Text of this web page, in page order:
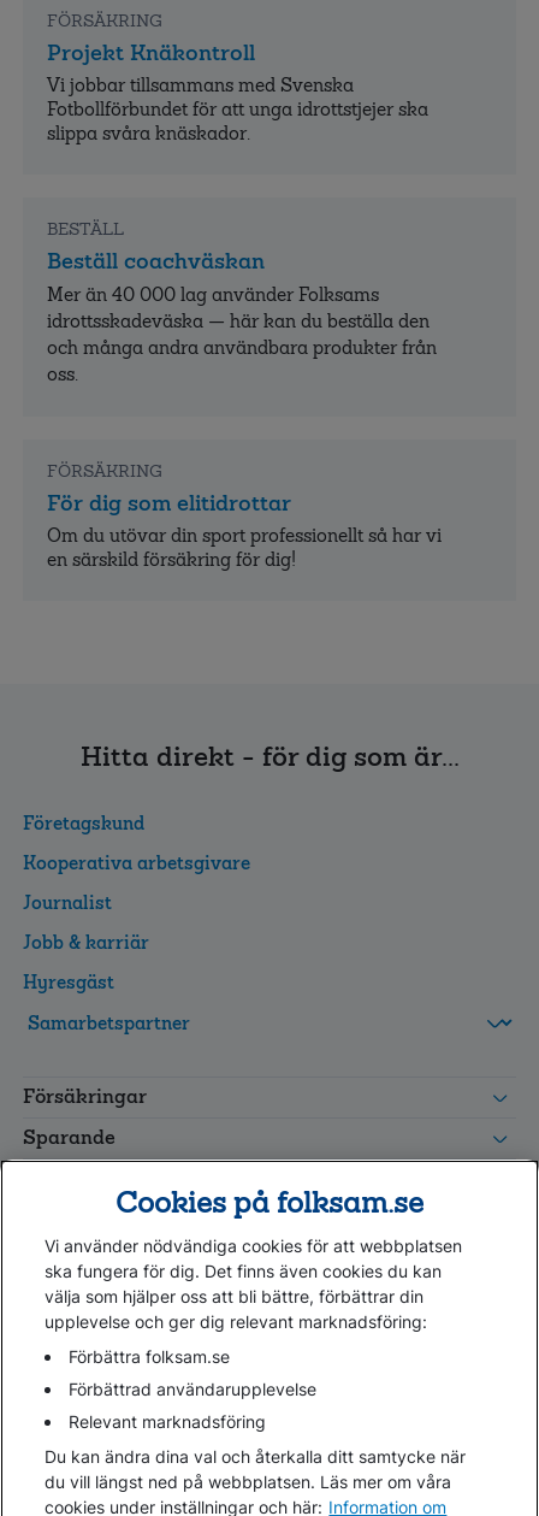
FÖRSÄKRING
Projekt Knäkontroll
Vi jobbar tillsammans med Svenska
Fotbollförbundet för att unga idrottstjejer ska
slippa svåra knäskador.
BESTÄLL
Beställ coachväskan
Mer än 40 000 lag använder Folksams
idrottsskadeväska — här kan du beställa den
och många andra användbara produkter från
oss.
FÖRSÄKRING
För dig som elitidrottar
Om du utövar din sport professionellt så har vi
en särskild försäkring för dig!
Hitta direkt - för dig som är...
Företagskund
Kooperativa arbetsgivare
Journalist
Jobb & karriär
Hyresgäst
grupp
Leverantörswebb
Försäkringar
Sparande
Kundservice
Hjälp
Webbkarta
Cookies
Hantera cookies
Personuppgifter GDPR
Tillgänglighetsredogörelse
Om penningtvättslagen
Cookies på folksam.se
Vi använder nödvändiga cookies för att webbplatsen
ska fungera för dig. Det finns även cookies du kan
välja som hjälper oss att bli bättre, förbättrar din
upplevelse och ger dig relevant marknadsföring:
Förbättra folksam.se
Förbättrad användarupplevelse
Relevant marknadsföring
Du kan ändra dina val och återkalla ditt samtycke när
du vill längst ned på webbplatsen. Läs mer om våra
cookies under inställningar och här: Information om